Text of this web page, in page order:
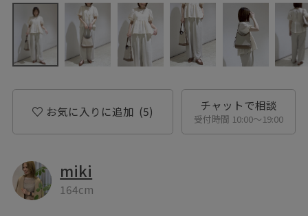
お気に入りに追加 (5) チャットで相談
受付時間 10:00〜19:00
miki
164cm